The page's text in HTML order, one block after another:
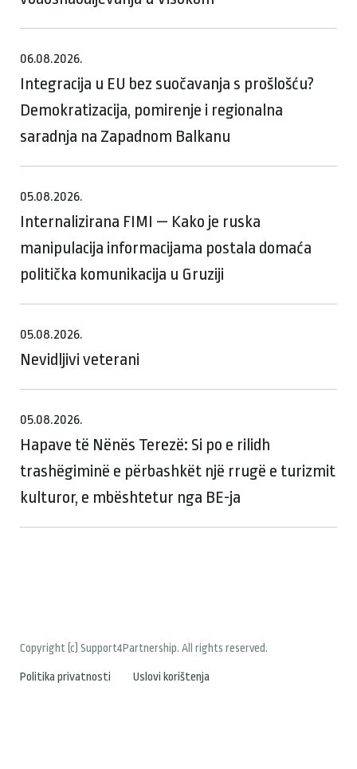
06.08.2026.
Integracija u EU bez suočavanja s prošlošću?
Demokratizacija, pomirenje i regionalna
saradnja na Zapadnom Balkanu
05.08.2026.
Internalizirana FIMI — Kako je ruska
manipulacija informacijama postala domaća
politička komunikacija u Gruziji
05.08.2026.
Nevidljivi veterani
05.08.2026.
Hapave të Nënës Terezë: Si po e rilidh
trashëgiminë e përbashkët një rrugë e turizmit
kulturor, e mbështetur nga BE-ja
Copyright (c) Support4Partnership. All rights reserved.
Politika privatnosti Uslovi korištenja